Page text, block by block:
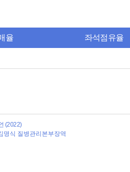
율 좌석점유율
(2022)
명식 질병관리본부장역